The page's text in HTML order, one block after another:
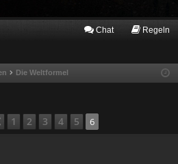
Chat Regeln
Die Weltformel
Vorherige
1 2 3 4 5 6